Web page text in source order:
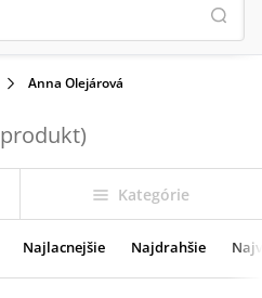
Anna Olejárová
produkt)
Kategórie
Najlacnejšie Najdrahšie